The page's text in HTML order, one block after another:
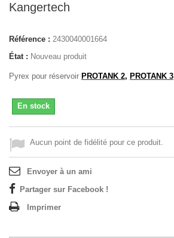
Kangertech
Référence : 2430040001664
État : Nouveau produit
Pyrex pour réservoir PROTANK 2, PROTANK 3
En stock
Aucun point de fidélité pour ce produit.
Envoyer à un ami
Partager sur Facebook !
Imprimer